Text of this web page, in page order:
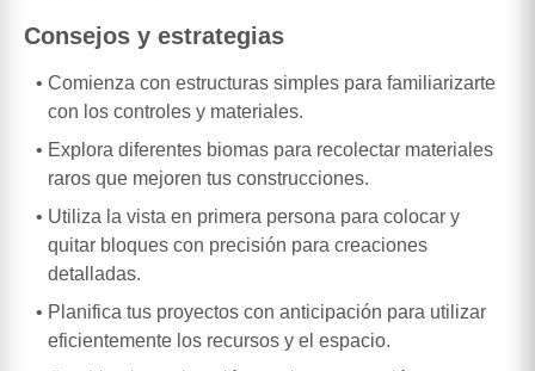
Consejos y estrategias
Comienza con estructuras simples para familiarizarte
con los controles y materiales.
Explora diferentes biomas para recolectar materiales
raros que mejoren tus construcciones.
Utiliza la vista en primera persona para colocar y
quitar bloques con precisión para creaciones
detalladas.
Planifica tus proyectos con anticipación para utilizar
eficientemente los recursos y el espacio.